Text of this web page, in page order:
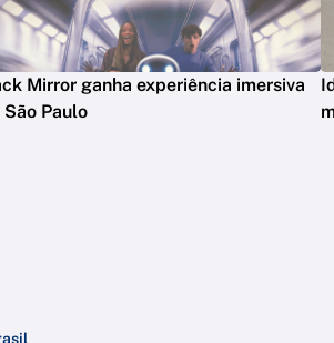
Mirror ganha experiência imersiva
São Paulo